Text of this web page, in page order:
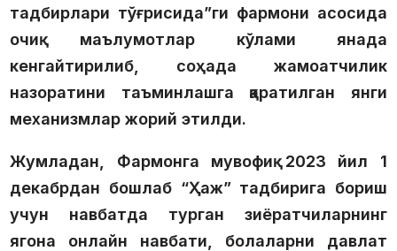
тадбирлари тўғрисида”ги фармони асосида
очиқ маълумотлар кўлами янада
кенгайтирилиб, соҳада жамоатчилик
назоратини таъминлашга қаратилган янги
механизмлар жорий этилди.
Жумладан, Фармонга мувофиқ2023 йил 1
декабрдан бошлаб “Ҳаж” тадбирига бориш
учун навбатда турган зиёратчиларнинг
ягона онлайн навбати, болаларни давлат